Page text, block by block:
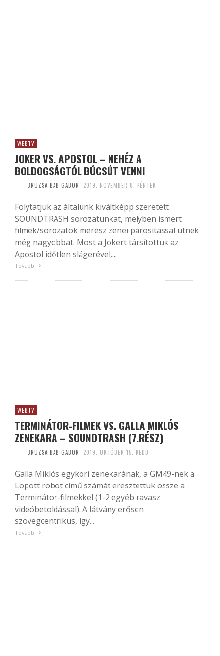
WEBTV
JOKER VS. APOSTOL – NEHÉZ A
BOLDOGSÁGTÓL BÚCSÚT VENNI
BRUZSA BAB GABOR 2019. NOVEMBER 8. PÉNTEK
Folytatjuk az általunk kiváltképp szeretett
SOUNDTRASH sorozatunkat, melyben ismert
filmek/sorozatok merész zenei párosítással ütnek
még nagyobbat. Most a Jokert társítottuk az
Apostol időtlen slágerével,...
Tovább
WEBTV
TERMINÁTOR-FILMEK VS. GALLA MIKLÓS
ZENEKARA – SOUNDTRASH (7.RÉSZ)
BRUZSA BAB GABOR 2019. OKTÓBER 15. KEDD
Galla Miklós egykori zenekarának, a GM49-nek a
Lopott robot című számát eresztettük össze a
Terminátor-filmekkel (1-2 egyéb ravasz
videóbetoldással). A látvány erősen
szövegcentrikus, így...
Tovább